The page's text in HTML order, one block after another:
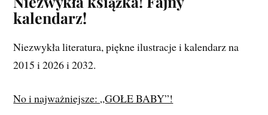
kalendarz!
Niezwykła literatura, piękne ilustracje i kalendarz na
2015 i 2026 i 2032.
No i najważniejsze: „GOŁE BABY”!